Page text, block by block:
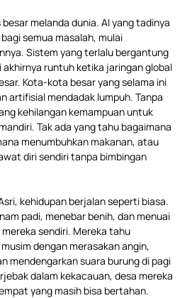
melanda dunia. AI yang tadinya
semua masalah, mulai
Sistem yang terlalu bergantung
runtuh ketika jaringan global
Kota-kota besar yang selama ini
artifisial mendadak lumpuh. Tanpa
kehilangan kemampuan untuk
Tak ada yang tahu bagaimana
menumbuhkan makanan, atau
diri sendiri tanpa bimbingan
kehidupan berjalan seperti biasa.
padi, menebar benih, dan menuai
sendiri. Mereka tahu
dengan merasakan angin,
mendengarkan suara burung di pagi
dalam kekacauan, desa mereka
yang masih bisa bertahan.